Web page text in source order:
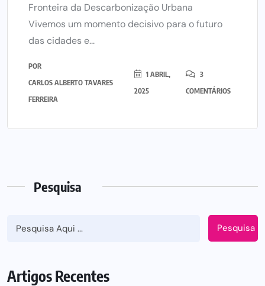
Fronteira da Descarbonização Urbana
Vivemos um momento decisivo para o futuro
das cidades e...
POR
CARLOS ALBERTO TAVARES
FERREIRA
1 ABRIL,
2025
3
COMENTÁRIOS
Pesquisa
Pesquisa
Artigos Recentes